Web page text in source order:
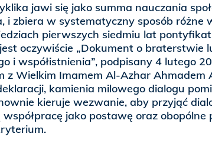
jawi się jako summa nauczania
i zbiera w systematyczny sposób różne
pierwszych siedmiu lat
oczywiście „Dokument o braterstwie
i współistnienia”, podpisany 4 lutego
z Wielkim Imamem Al-Azhar Ahmadem
kamienia milowego dialogu
kieruje wezwanie, aby przyjąć
jako postawę oraz obopólne